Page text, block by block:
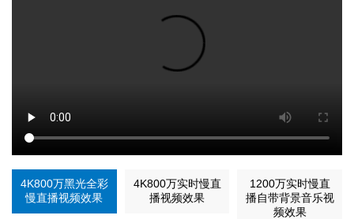
4K800万黑光全彩
慢直播视频效果
4K800万实时慢直
播视频效果
1200万实时慢直
播自带背景音乐视
频效果